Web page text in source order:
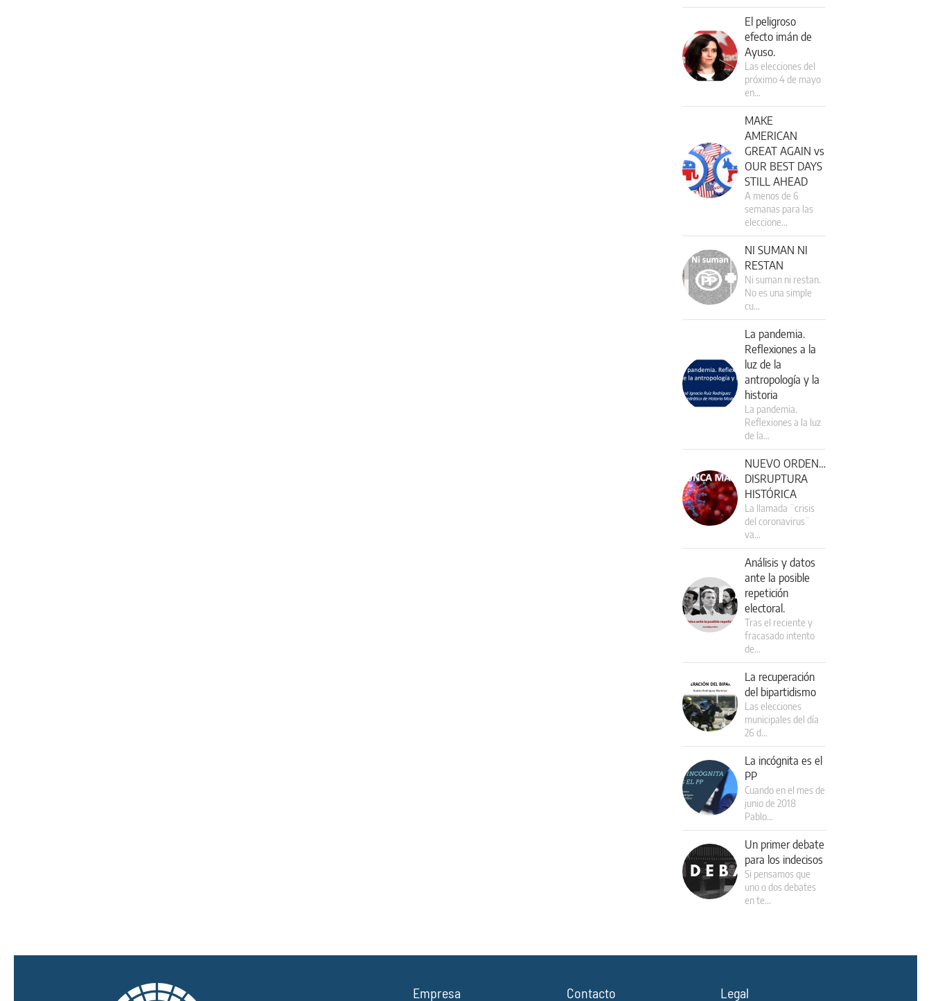
El peligroso
efecto imán de
Ayuso.
Las elecciones del
próximo 4 de mayo
en…
MAKE
AMERICAN
GREAT AGAIN vs
OUR BEST DAYS
STILL AHEAD
A menos de 6
semanas para las
eleccione…
NI SUMAN NI
RESTAN
Ni suman ni restan.
No es una simple
cu…
La pandemia.
Reflexiones a la
luz de la
antropología y la
historia
La pandemia.
Reflexiones a la luz
de la…
NUEVO ORDEN…
DISRUPTURA
HISTÓRICA
La llamada ¨crisis
del coronavirus¨
va…
Análisis y datos
ante la posible
repetición
electoral.
Tras el reciente y
fracasado intento
de…
La recuperación
del bipartidismo
Las elecciones
municipales del día
26 d…
La incógnita es el
PP
Cuando en el mes de
junio de 2018
Pablo…
Un primer debate
para los indecisos
Si pensamos que
uno o dos debates
en te…
Empresa Contacto Legal